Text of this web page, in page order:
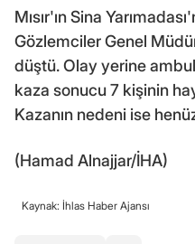
Mısır'ın Sina
Gözlemciler Genel
düştü. Olay yerine
kaza sonucu 7 kişinin
Kazanın nedeni ise
(Hamad Alnajjar/İHA)
Kaynak: İhlas Haber Ajansı